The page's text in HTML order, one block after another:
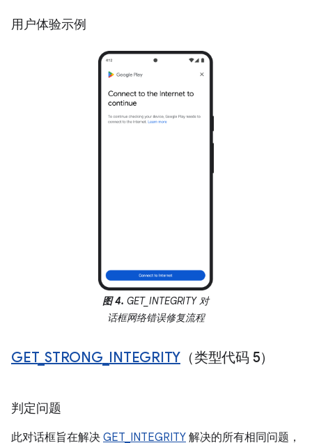
用户体验示例
图 4. GET_INTEGRITY 对
话框网络错误修复流程
GET_ STRONG_ INTEGRITY （类型代码 5）
判定问题
此对话框旨在解决 GET_INTEGRITY 解决的所有相同问题，